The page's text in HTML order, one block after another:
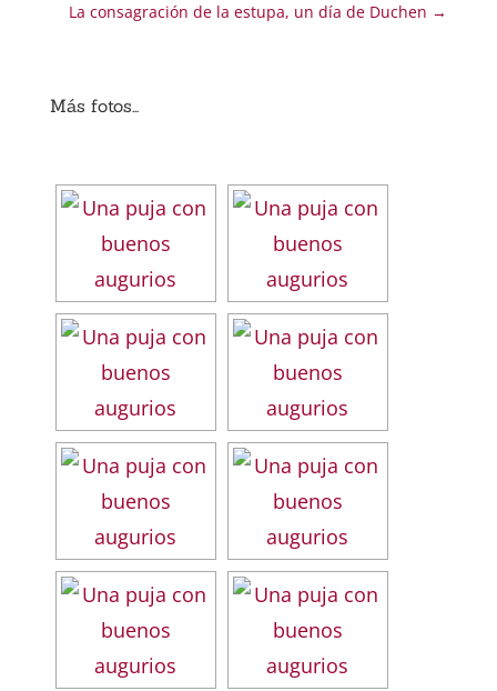
La consagración de la estupa, un día de Duchen →
Más fotos…